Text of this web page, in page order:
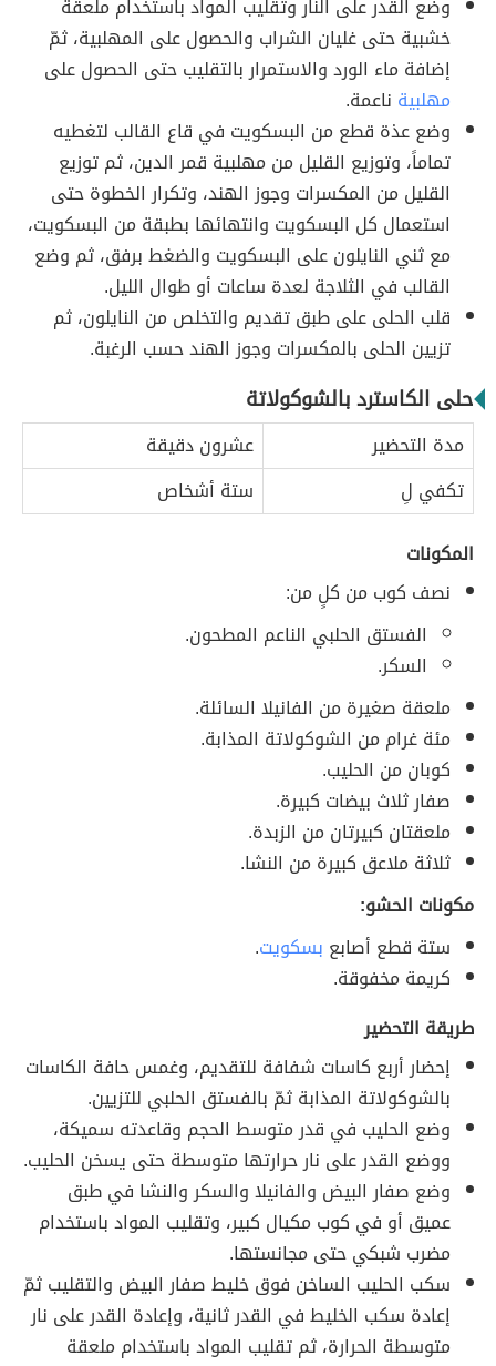
وضع القدر على النار وتقليب المواد باستخدام ملعقة
خشبية حتى غليان الشراب والحصول على المهلبية، ثمّ
إضافة ماء الورد والاستمرار بالتقليب حتى الحصول على
مهلبية ناعمة.
وضع عذة قطع من البسكويت في قاع القالب لتغطيه
تماماً، وتوزيع القليل من مهلبية قمر الدين، ثم توزيع
القليل من المكسرات وجوز الهند، وتكرار الخطوة حتى
استعمال كل البسكويت وانتهائها بطبقة من البسكويت،
مع ثني النايلون على البسكويت والضغط برفق، ثم وضع
القالب في الثلاجة لعدة ساعات أو طوال الليل.
قلب الحلى على طبق تقديم والتخلص من النايلون، ثم
تزيين الحلى بالمكسرات وجوز الهند حسب الرغبة.
حلى الكاسترد بالشوكولاتة
مدة التحضير
عشرون دقيقة
تكفي لِ
ستة أشخاص
المكونات
نصف كوب من كلٍ من:
الفستق الحلبي الناعم المطحون.
السكر.
ملعقة صغيرة من الفانيلا السائلة.
مئة غرام من الشوكولاتة المذابة.
كوبان من الحليب.
صفار ثلاث بيضات كبيرة.
ملعقتان كبيرتان من الزبدة.
ثلاثة ملاعق كبيرة من النشا.
مكونات الحشو:
ستة قطع أصابع بسكويت.
كريمة مخفوقة.
طريقة التحضير
إحضار أربع كاسات شفافة للتقديم، وغمس حافة الكاسات
بالشوكولاتة المذابة ثمّ بالفستق الحلبي للتزيين.
وضع الحليب في قدر متوسط الحجم وقاعدته سميكة،
ووضع القدر على نار حرارتها متوسطة حتى يسخن الحليب.
وضع صفار البيض والفانيلا والسكر والنشا في طبق
عميق أو في كوب مكيال كبير، وتقليب المواد باستخدام
مضرب شبكي حتى مجانستها.
سكب الحليب الساخن فوق خليط صفار البيض والتقليب ثمّ
إعادة سكب الخليط في القدر ثانية، وإعادة القدر على نار
متوسطة الحرارة، ثم تقليب المواد باستخدام ملعقة